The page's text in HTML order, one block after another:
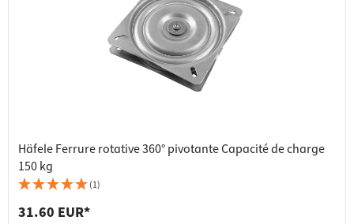
Häfele Ferrure rotative 360° pivotante Capacité de charge
150 kg
(1)
31.60 EUR*